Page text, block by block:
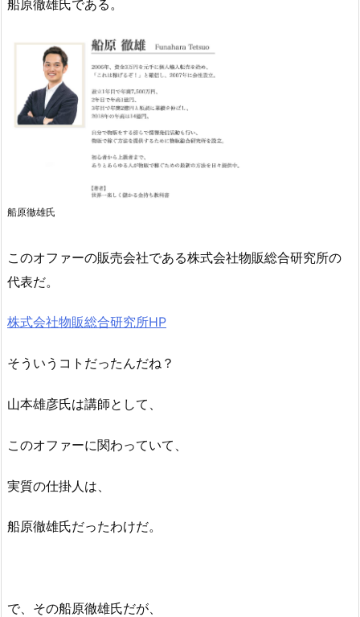
船原徹雄氏である。
船原徹雄氏
このオファーの販売会社である株式会社物販総合研究所の
代表だ。
株式会社物販総合研究所HP
そういうコトだったんだね？
山本雄彦氏は講師として、
このオファーに関わっていて、
実質の仕掛人は、
船原徹雄氏だったわけだ。
で、その船原徹雄氏だが、